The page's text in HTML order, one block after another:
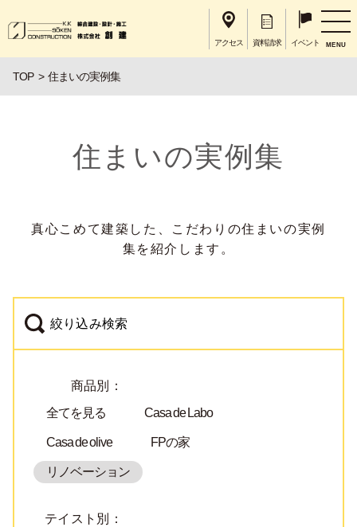
アクセス 資料請求 イベント MENU
TOP 住まいの実例集
住まいの実例集
真心こめて建築した、こだわりの住まいの実例
集を紹介します。
絞り込み検索
商品別：
全てを見る
Casa de Labo
Casa de olive FPの家
リノベーション
テイスト別：